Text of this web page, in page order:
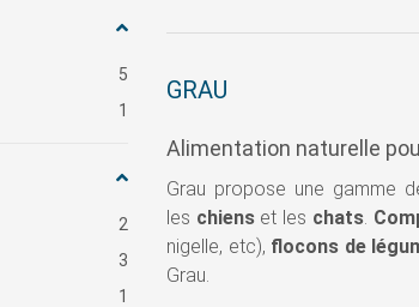
5
1
2
3
1
GRAU
Alimentation naturelle
Grau propose une gamme
les chienset les chats.
nigelle, etc), flocons de
Grau.